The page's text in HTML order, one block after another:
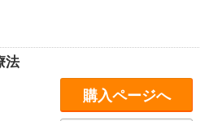
法
購入ページへ